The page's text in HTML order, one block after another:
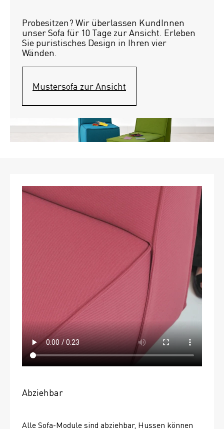
Probesitzen? Wir überlassen KundInnen
unser Sofa für 10 Tage zur Ansicht. Erleben
Sie puristisches Design in Ihren vier
Wänden.
Mustersofa zur Ansicht
Abziehbar
Alle Sofa-Module sind abziehbar, Hussen können